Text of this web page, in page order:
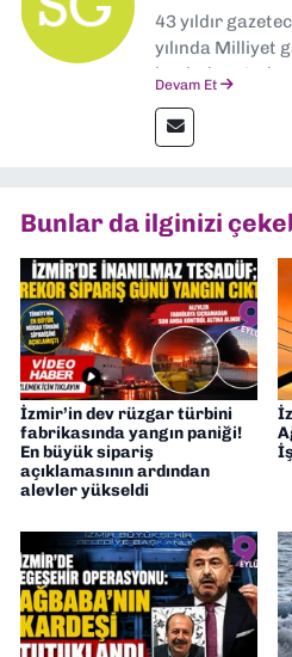
43 yıldır
yılında Milliyet
başladım.
muhabir, editör,
müdürü olarak
Gazetesi'nde
Devam Et
Bunlar da ilginizi
İzmir’in dev rüzgar türbini
fabrikasında yangın paniği!
En büyük sipariş
açıklamasının ardından
alevler yükseldi